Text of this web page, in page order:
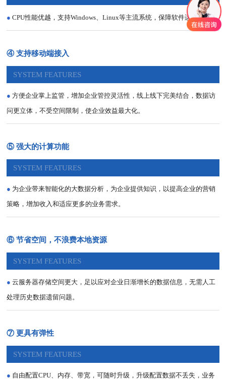
● CPU性能优越，支持Windows、Linux等主流系统，保障软件运行平稳。
④ 支持移动端接入
SYSTEM FEATURES
● 方便企业掌上监管，增加企业管控灵活性，线上线下完美结合，数据访
问更立体，不受空间限制，使企业效益最大化。
⑤ 强大的计算功能
SYSTEM FEATURES
● 为企业带来智能化的大数据分析，为企业提供知识，以提高企业的营销
策略，增加收入和适应更多的业务需求。
⑥ 节省空间，不浪费本地资源
SYSTEM FEATURES
● 云服务器存储空间更大，足以应对企业日渐增长的数据信息，无需人工
处理历史数据遗留问题。
⑦ 更具有弹性
SYSTEM FEATURES
● 自由配置CPU、内存、带宽，可随时升级，升级配置数据不丢失，业务